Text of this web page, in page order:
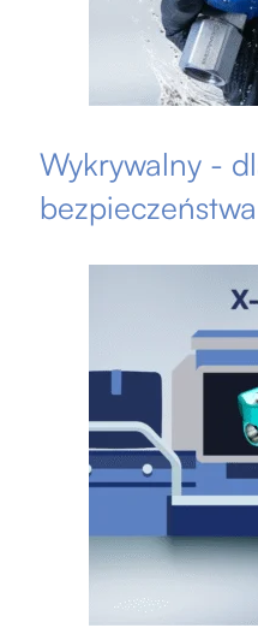
Wykrywalny -
bezpieczeństwa​